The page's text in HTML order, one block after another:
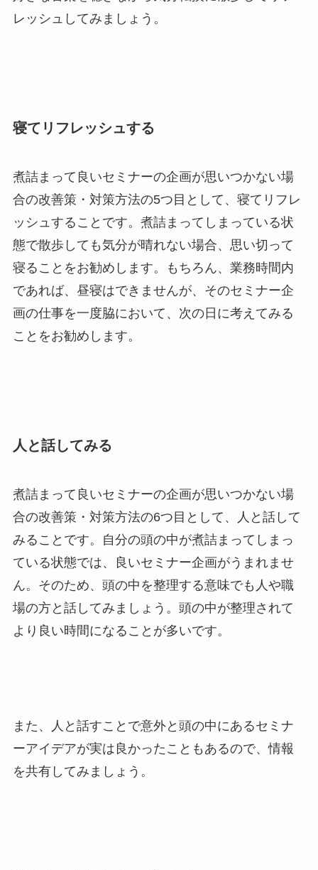
レッシュしてみましょう。
寝てリフレッシュする
煮詰まって良いセミナーの企画が思いつかない場
合の改善策・対策方法の5つ目として、寝てリフレ
ッシュすることです。煮詰まってしまっている状
態で散歩しても気分が晴れない場合、思い切って
寝ることをお勧めします。もちろん、業務時間内
であれば、昼寝はできませんが、そのセミナー企
画の仕事を一度脇において、次の日に考えてみる
ことをお勧めします。
人と話してみる
煮詰まって良いセミナーの企画が思いつかない場
合の改善策・対策方法の6つ目として、人と話して
みることです。自分の頭の中が煮詰まってしまっ
ている状態では、良いセミナー企画がうまれませ
ん。そのため、頭の中を整理する意味でも人や職
場の方と話してみましょう。頭の中が整理されて
より良い時間になることが多いです。
また、人と話すことで意外と頭の中にあるセミナ
ーアイデアが実は良かったこともあるので、情報
を共有してみましょう。